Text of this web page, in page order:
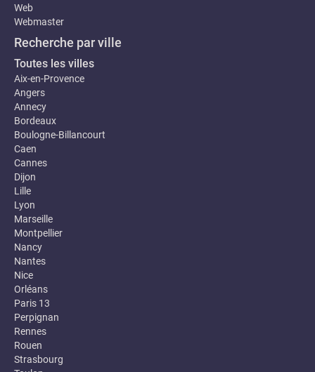
Web
Webmaster
Recherche par ville
Toutes les villes
Aix-en-Provence
Angers
Annecy
Bordeaux
Boulogne-Billancourt
Caen
Cannes
Dijon
Lille
Lyon
Marseille
Montpellier
Nancy
Nantes
Nice
Orléans
Paris 13
Perpignan
Rennes
Rouen
Strasbourg